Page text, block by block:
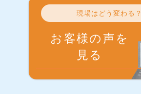
現場はどう変わる？
お客様の声を
見る